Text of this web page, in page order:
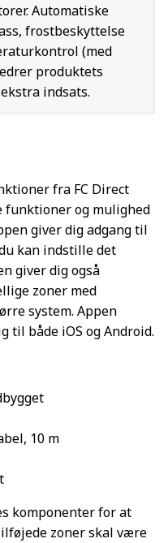
Automatiske
frostbeskyttelse
(med
produktets
indsats.
fra FC Direct
funktioner og mulighed
giver dig adgang til
kan indstille det
giver dig også
zoner med
system. Appen
til både iOS og Android.
10 m
komponenter for at
zoner skal være